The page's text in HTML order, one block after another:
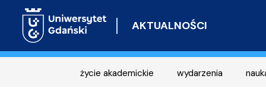
AKTUALNOŚCI
życie akademickie wydarzenia